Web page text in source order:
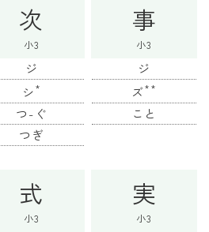
次
小3
ジ
シ*
つ-ぐ
つぎ
事
小3
ジ
ズ**
こと
式
小3
実
小3